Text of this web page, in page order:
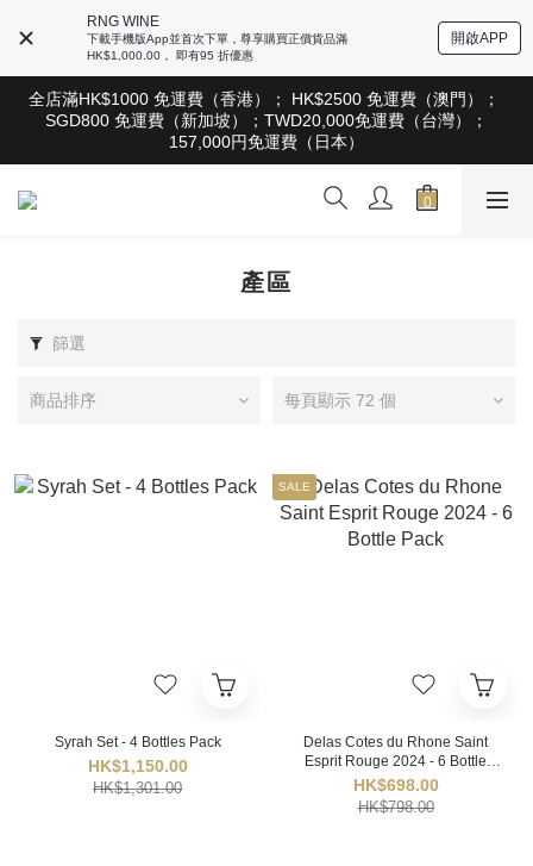
RNG WINE
下載手機版App並首次下單，尊享購買正價貨品滿
HK$1,000.00， 即有95 折優惠
開啟APP
根據香港法律，不得在業務過程中，向未成年人售賣或供應令人醺
醉的酒類。Under the law of Hong Kong, intoxicating liquor must
not be sold or supplied to a minor in the course of business
醉的酒類。Under the law of Hong Kong, intoxicating liquor must
not be sold or supplied to a minor in the course of business
全店滿HK$1000 免運費（香港）； HK$2500 免運費（澳門）；
SGD800 免運費（新加坡）；TWD20,000免運費（台灣）；
157,000円免運費（日本）
根據香港法律，不得在業務過程中，向未成年人售賣或供應令人醺
醉的酒類。Under the law of Hong Kong, intoxicating liquor must
產區
篩選
商品排序 每頁顯示 72 個
Syrah Set - 4 Bottles Pack
HK$1,150.00
HK$1,301.00
SALE
Delas Cotes du Rhone Saint
Esprit Rouge 2024 - 6 Bottle
Pack
HK$698.00
HK$798.00